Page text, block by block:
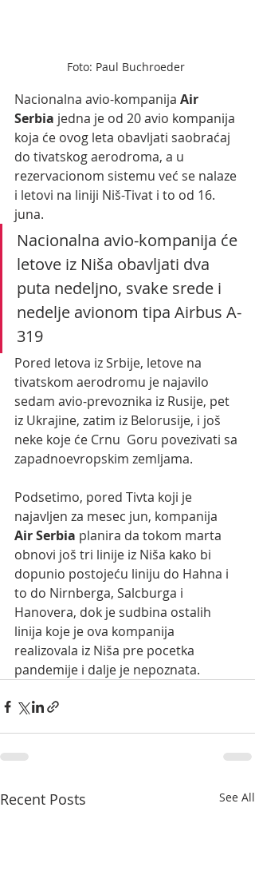
Foto: Paul Buchroeder
Nacionalna avio-kompanija Air
Serbia jedna je od 20 avio kompanija
koja će ovog leta obavljati saobraćaj
do tivatskog aerodroma, a u
rezervacionom sistemu već se nalaze
i letovi na liniji Niš-Tivat i to od 16.
juna.
Nacionalna avio-kompanija će
letove iz Niša obavljati dva
puta nedeljno, svake srede i
nedelje avionom tipa Airbus A-
319
Pored letova iz Srbije, letove na
tivatskom aerodromu je najavilo
sedam avio-prevoznika iz Rusije, pet
iz Ukrajine, zatim iz Belorusije, i još
neke koje će Crnu  Goru povezivati sa
zapadnoevropskim zemljama.
Podsetimo, pored Tivta koji je
najavljen za mesec jun, kompanija
Air Serbia planira da tokom marta
obnovi još tri linije iz Niša kako bi
dopunio postojeću liniju do Hahna i
to do Nirnberga, Salcburga i
Hanovera, dok je sudbina ostalih
linija koje je ova kompanija
realizovala iz Niša pre pocetka
pandemije i dalje je nepoznata.
Recent Posts See All